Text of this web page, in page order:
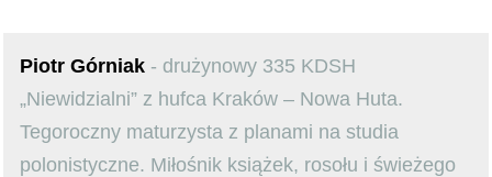
Piotr Górniak - drużynowy 335 KDSH
„Niewidzialni” z hufca Kraków – Nowa Huta.
Tegoroczny maturzysta z planami na studia
polonistyczne. Miłośnik książek, rosołu i świeżego